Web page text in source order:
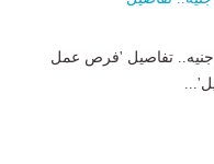
فرص عمل للصيادلة بمرتبات تصل لـ9400 جنيه.. تفاصيل 'فرص عمل